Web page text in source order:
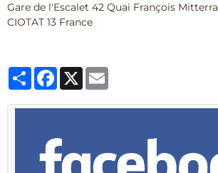
Gare de l'Escalet 42 Quai François
CIOTAT 13 France
PartagerFacebook
X